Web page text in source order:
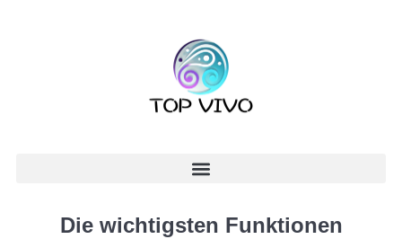
Die wichtigsten Funktionen